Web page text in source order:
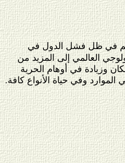
في ظل فشل الدول في
العالمي إلى المزيد من
وزيادة في أوهام الحرية
وفي حياة الأنواع كافة.